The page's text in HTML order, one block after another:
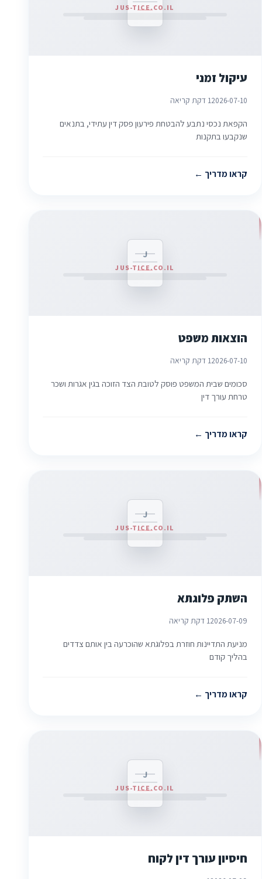
JUS-TICE.CO.IL
עיקול זמני
2026-07-101 דקת קריאה
הקפאת נכסי נתבע להבטחת פירעון פסק דין עתידי, בתנאים
שנקבעו בתקנות
קראו מדריך
J
JUS-TICE.CO.IL
הוצאות משפט
2026-07-101 דקת קריאה
סכומים שבית המשפט פוסק לטובת הצד הזוכה בגין אגרות ושכר
טרחת עורך דין
קראו מדריך
J
JUS-TICE.CO.IL
השתק פלוגתא
2026-07-091 דקת קריאה
מניעת התדיינות חוזרת בפלוגתא שהוכרעה בין אותם צדדים
בהליך קודם
קראו מדריך
J
JUS-TICE.CO.IL
חיסיון עורך דין לקוח